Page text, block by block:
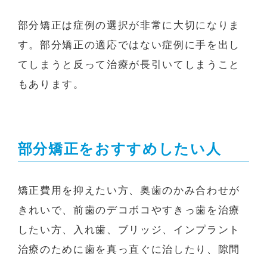
部分矯正は症例の選択が非常に大切になりま
す。部分矯正の適応ではない症例に手を出し
てしまうと反って治療が長引いてしまうこと
もあります。
部分矯正をおすすめしたい人
矯正費用を抑えたい方、奥歯のかみ合わせが
きれいで、前歯のデコボコやすきっ歯を治療
したい方、入れ歯、ブリッジ、インプラント
治療のために歯を真っ直ぐに治したり、隙間